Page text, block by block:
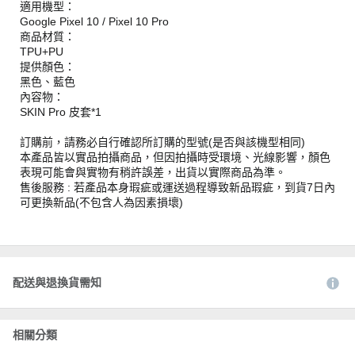
適用機型：
Google Pixel 10 / Pixel 10 Pro
商品材質：
TPU+PU
提供顏色：
黑色、藍色
內容物：
SKIN Pro 皮套*1
訂購前，請務必自行確認所訂購的型號(是否與該機型相同)
本產品皆以實品拍攝商品，但因拍攝時受環境、光線影響，顏色
表現可能會與實物有稍許誤差，出貨以實際商品為準。
售後服務 : 若產品本身瑕疵或運送過程導致新品瑕疵，到貨7日內
可更換新品(不包含人為因素損壞)
配送與退換貨需知
相關分類